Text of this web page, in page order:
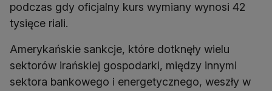
podczas gdy oficjalny kurs wymiany wynosi 42
tysięce riali.
Amerykańskie sankcje, które dotknęły wielu
sektorów irańskiej gospodarki, między innymi
sektora bankowego i energetycznego, weszły w